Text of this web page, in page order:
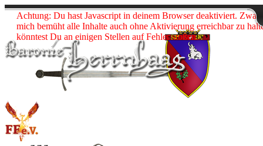
Neueste Beiträge:
Blog besuchen
Neueste Beiträge:
Blog besuchen
Achtung: Du hast Javascript in deinem Browser deaktiviert. Zwar
mich bemüht alle Inhalte auch ohne Aktivierung erreichbar zu
könntest Du an einigen Stellen auf Fehler stoßen.